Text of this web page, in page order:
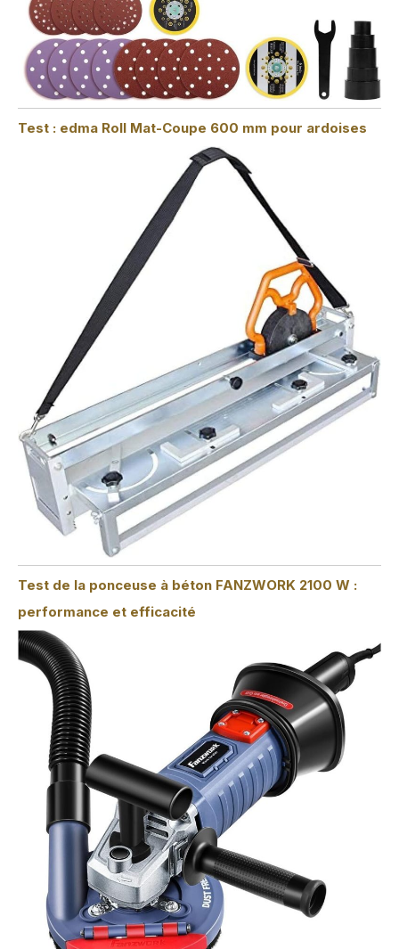
Test : edma Roll Mat-Coupe 600 mm pour ardoises
Test de la ponceuse à béton FANZWORK 2100 W :
performance et efficacité